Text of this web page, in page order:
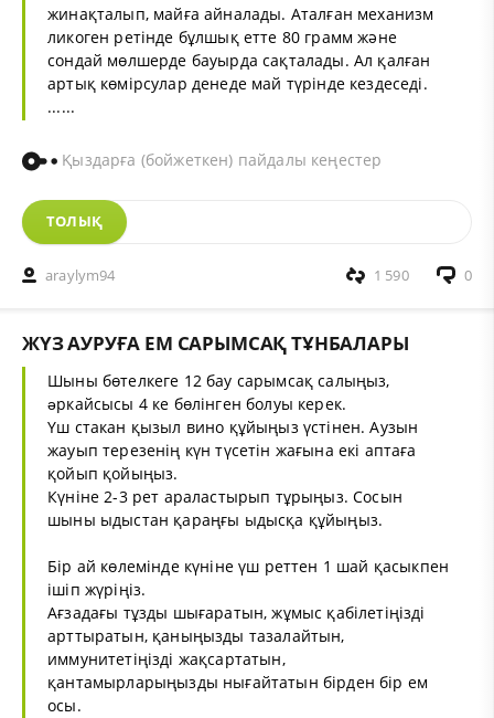
жинақталып, майға айналады. Аталған механизм
ликоген ретінде бұлшық етте 80 грамм және
сондай мөлшерде бауырда сақталады. Ал қалған
артық көмірсулар денеде май түрінде кездеседі.
......
Қыздарға (бойжеткен) пайдалы кеңестер
ТОЛЫҚ
araylym94 0
1 590
ЖҮЗ АУРУҒА ЕМ САРЫМСАҚ ТҰНБАЛАРЫ
Шыны бөтелкеге 12 бау сарымсақ салыңыз,
əркайсысы 4 ке бөлінген болуы керек.
Үш стакан қызыл вино құйыңыз үстінен. Аузын
жауып терезенің күн түсетін жағына екі аптаға
қойып қойыңыз.
Күніне 2-3 рет араластырып тұрыңыз. Сосын
шыны ыдыстан қараңғы ыдысқа құйыңыз.
Бір ай көлемінде күніне үш реттен 1 шай қасыкпен
ішіп жүріңіз.
Ағзадағы тұзды шығаратын, жұмыс қабілетіңізді
арттыратын, қаныңызды тазалайтын,
иммунитетіңізді жақсартатын,
қантамырларыңызды нығайтатын бірден бір ем
осы.